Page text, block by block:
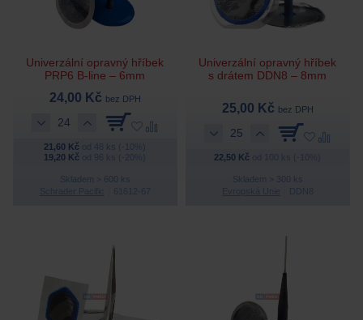
Univerzální opravný hříbek
PRP6 B-line – 6mm
24,00 Kč bez DPH
21,60 Kč od 48 ks (-10%)
19,20 Kč od 96 ks (-20%)
Skladem > 600 ks
Univerzální opravný hříbek
s drátem DDN8 – 8mm
25,00 Kč bez DPH
22,50 Kč od 100 ks (-10%)
Skladem > 300 ks